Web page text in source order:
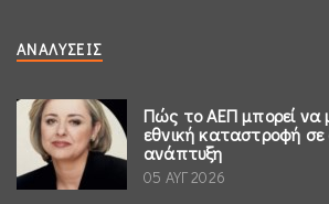
ΑΝΑΛΎΣΕΙΣ
Πώς το ΑΕΠ μπορεί να
εθνική καταστροφή σε
ανάπτυξη
05 ΑΥΓ 2026